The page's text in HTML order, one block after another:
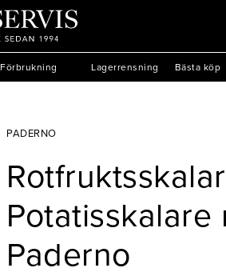
Förbrukning Lagerrensning Bästa köp
PADERNO
Potatisskalare
Paderno